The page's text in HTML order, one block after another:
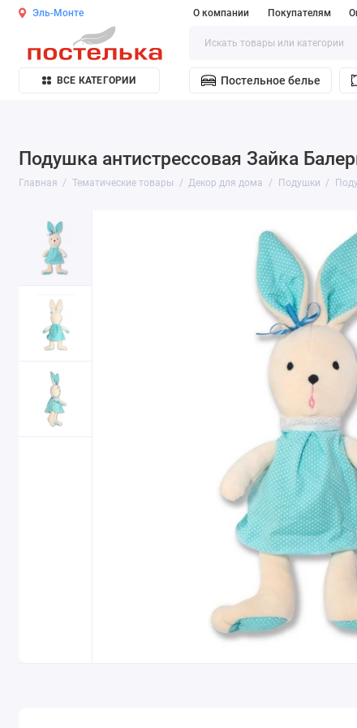
Эль-Монте О компании Покупателям
ВСЕ КАТЕГОРИИ Постельное белье
Подушка антистрессовая Зайка
Главная Тематические товары Декор для дома Подушки